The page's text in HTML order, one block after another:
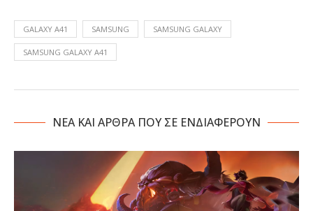
GALAXY A41 SAMSUNG SAMSUNG GALAXY
SAMSUNG GALAXY A41
NΕΑ ΚΑΙ ΑΡΘΡΑ ΠΟΥ ΣΕ ΕΝΔΙΑΦΕΡΟΥΝ